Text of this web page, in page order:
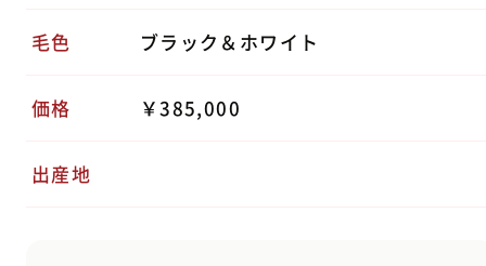
毛色 ブラック＆ホワイト
価格 ￥385,000
出産地